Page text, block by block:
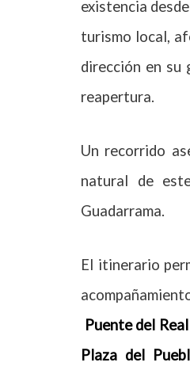
existencia
turismo local,
dirección en su
reapertura.
Un recorrido
natural de
Guadarrama.
El itinerario
Puente del
Plaza del